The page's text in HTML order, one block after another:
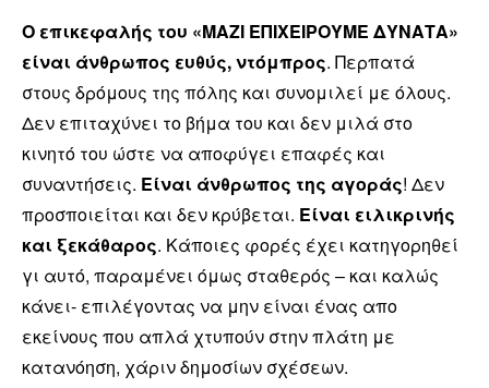
Ο επικεφαλής του «ΜΑΖΙ ΕΠΙΧΕΙΡΟΥΜΕ ΔΥΝΑΤΑ»
είναι άνθρωπος ευθύς, ντόμπρος. Περπατά
στους δρόμους της πόλης και συνομιλεί με όλους.
Δεν επιταχύνει το βήμα του και δεν μιλά στο
κινητό του ώστε να αποφύγει επαφές και
συναντήσεις. Είναι άνθρωπος της αγοράς! Δεν
προσποιείται και δεν κρύβεται. Είναι ειλικρινής
και ξεκάθαρος. Κάποιες φορές έχει κατηγορηθεί
γι αυτό, παραμένει όμως σταθερός – και καλώς
κάνει- επιλέγοντας να μην είναι ένας απο
εκείνους που απλά χτυπούν στην πλάτη με
κατανόηση, χάριν δημοσίων σχέσεων.